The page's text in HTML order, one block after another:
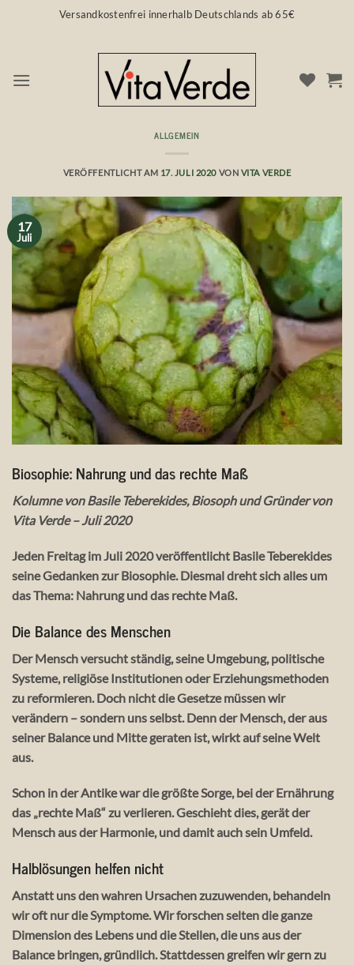
Versandkostenfrei innerhalb Deutschlands ab 65€
ALLGEMEIN
VERÖFFENTLICHT AM 17. JULI 2020 VON VITA VERDE
17
Juli
Biosophie: Nahrung und das rechte Maß
Kolumne von Basile Teberekides, Biosoph und Gründer von
Vita Verde – Juli 2020
Jeden Freitag im Juli 2020 veröffentlicht Basile Teberekides
seine Gedanken zurBiosophie. Diesmal dreht sich alles um
das Thema: Nahrung und das rechte Maß.
Die Balance des Menschen
Der Mensch versucht ständig, seine Umgebung, politische
Systeme, religiöse Institutionen oder Erziehungsmethoden
zu reformieren. Doch nicht die Gesetze müssen wir
verändern – sondern uns selbst. Denn der Mensch, der aus
seinerBalance und Mittegeraten ist, wirkt auf seine Welt
aus.
Schon in der Antike war die größte Sorge, bei der Ernährung
das „rechte Maß“ zu verlieren. Geschieht dies, gerät der
Mensch aus der Harmonie, und damit auch sein Umfeld.
Halblösungen helfen nicht
Anstatt uns den wahren Ursachen zuzuwenden, behandeln
wir oft nur die Symptome. Wir forschen selten die ganze
Dimension des Lebens und die Stellen, die uns aus der
Balance bringen, gründlich. Stattdessen greifen wir gern zu